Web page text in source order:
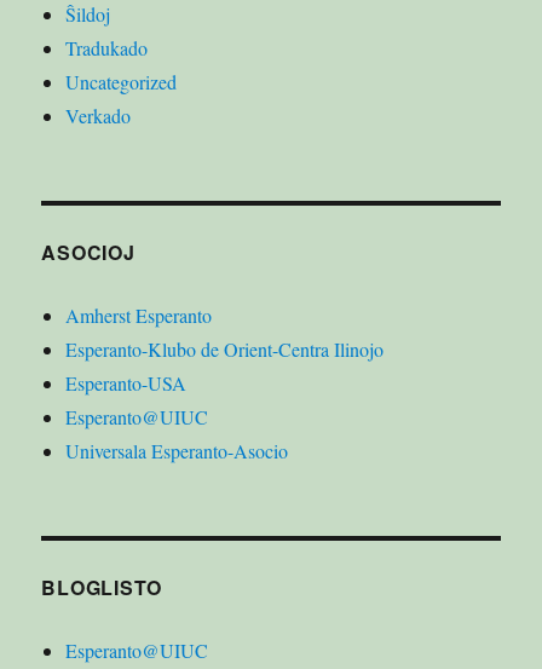
Ŝildoj
Tradukado
Uncategorized
Verkado
ASOCIOJ
Amherst Esperanto
Esperanto-Klubo de Orient-Centra Ilinojo
Esperanto-USA
Esperanto@UIUC
Universala Esperanto-Asocio
BLOGLISTO
Esperanto@UIUC